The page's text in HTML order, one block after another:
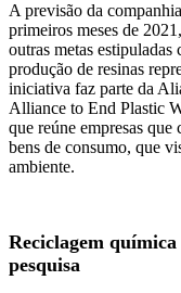
A previsão da
primeiros meses de
outras metas
produção de resinas
iniciativa faz parte da
Alliance to End Plastic
que reúne empresas
bens de consumo, que
ambiente.
Reciclagem química
pesquisa